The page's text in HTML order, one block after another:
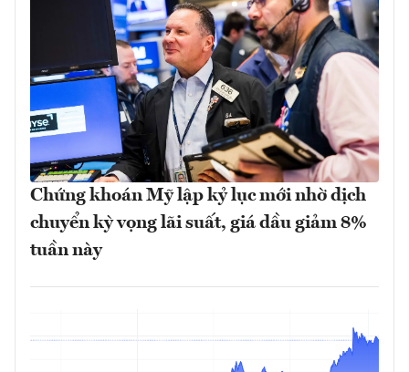
Chứng khoán Mỹ lập kỷ lục mới nhờ dịch
chuyển kỳ vọng lãi suất, giá dầu giảm 8%
tuần này